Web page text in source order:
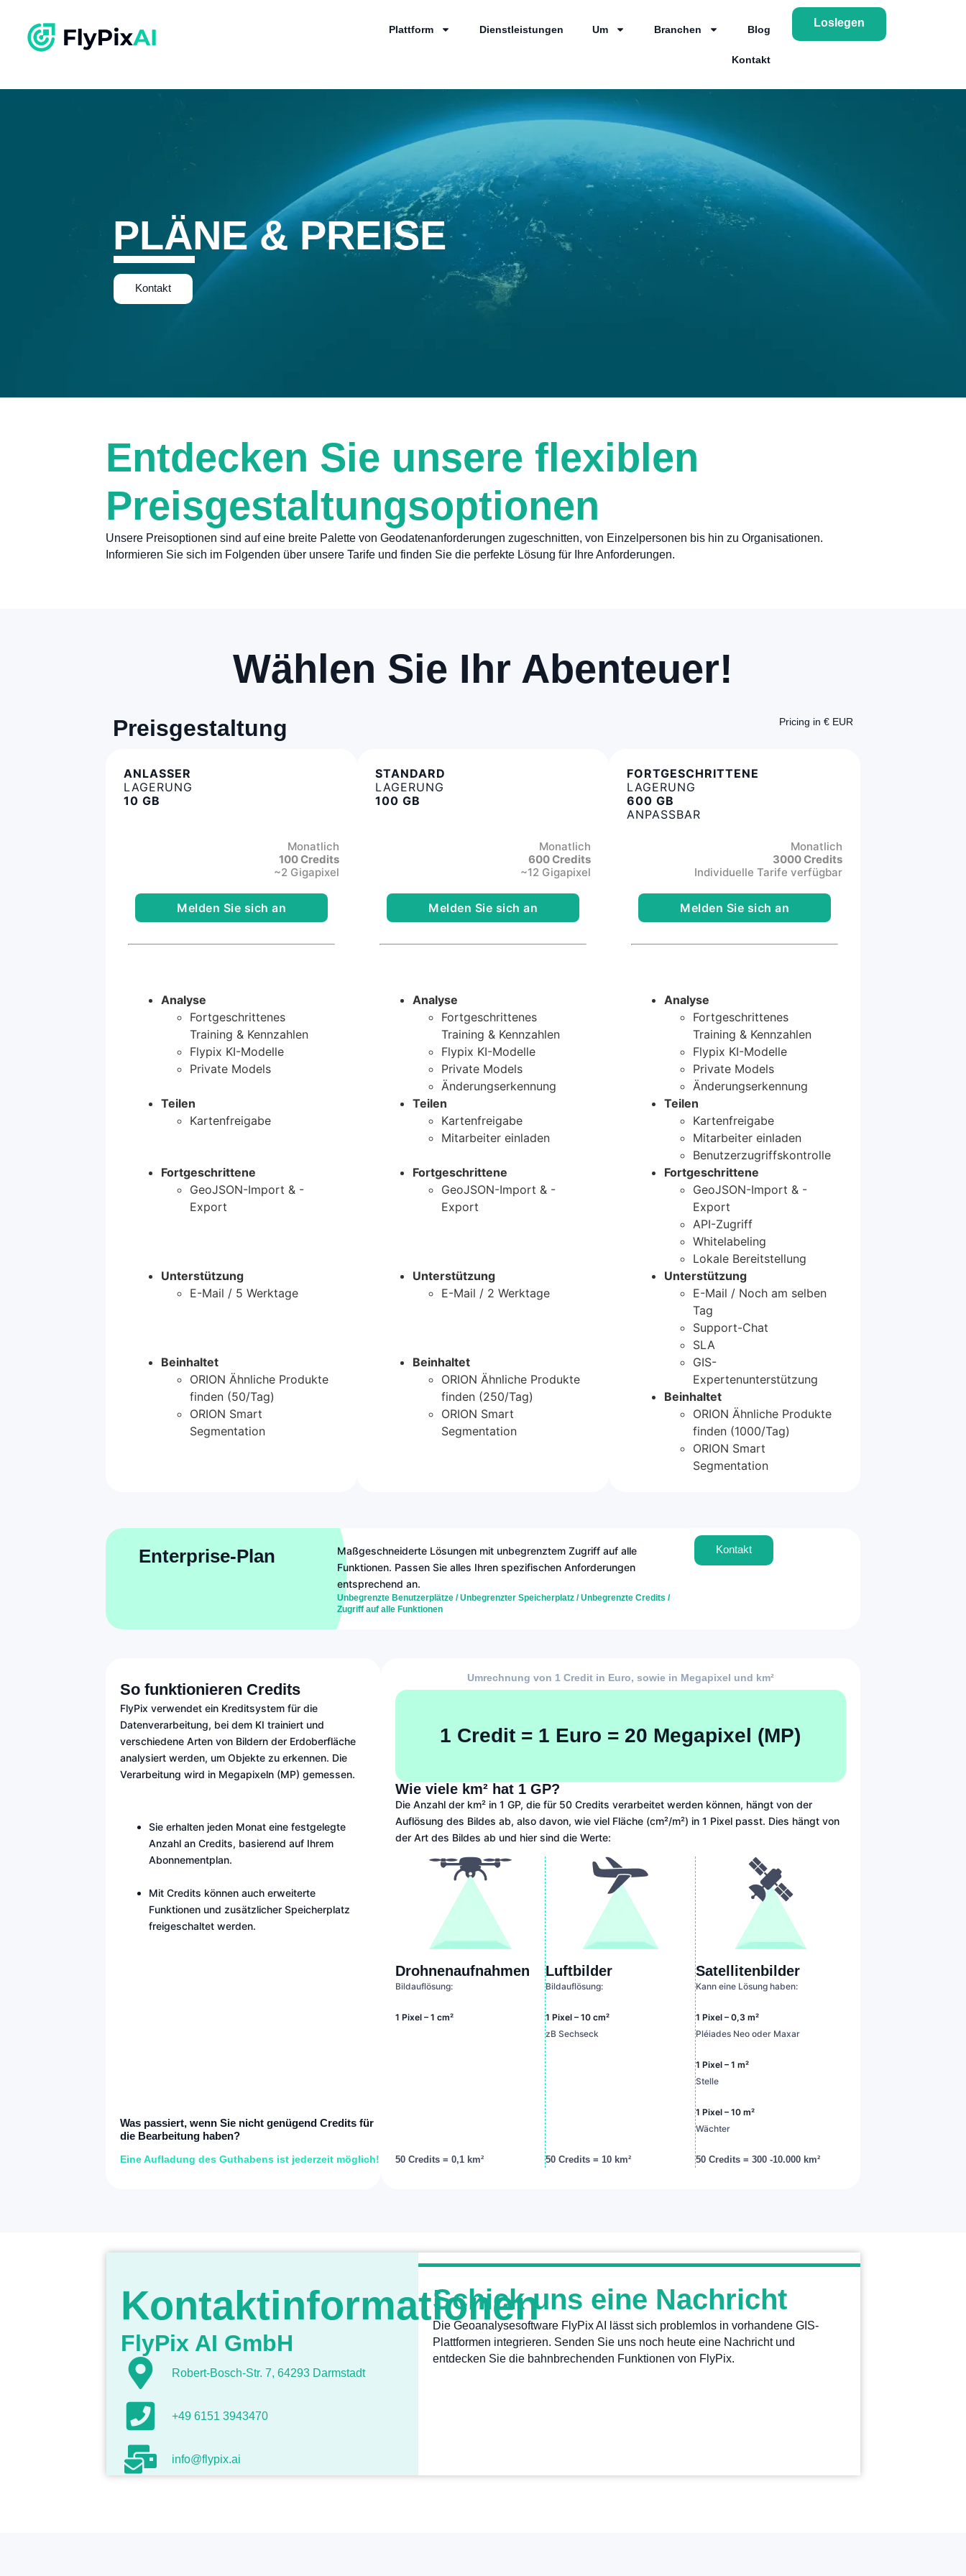
Plattform Dienstleistungen Um Branchen Blog
Kontakt
Loslegen
PLÄNE & PREISE
Kontakt
Entdecken Sie unsere flexiblen
Preisgestaltungsoptionen
Unsere Preisoptionen sind auf eine breite Palette von Geodatenanforderungen zugeschnitten, von Einzelpersonen bis hin zu Organisationen.
Informieren Sie sich im Folgenden über unsere Tarife und finden Sie die perfekte Lösung für Ihre Anforderungen.
Wählen Sie Ihr Abenteuer!
Preisgestaltung Pricing in € EUR
ANLASSER
LAGERUNG
10 GB
Monatlich
100 Credits
~2 Gigapixel
Melden Sie sich an
Analyse
Fortgeschrittenes
Training & Kennzahlen
Flypix KI-Modelle
Private Models
Teilen
Kartenfreigabe
Fortgeschrittene
GeoJSON-Import & -
Export
Unterstützung
E-Mail / 5 Werktage
Beinhaltet
ORION Ähnliche Produkte
finden (50/Tag)
ORION Smart
Segmentation
STANDARD
LAGERUNG
100 GB
Monatlich
600 Credits
~12 Gigapixel
Melden Sie sich an
Analyse
Fortgeschrittenes
Training & Kennzahlen
Flypix KI-Modelle
Private Models
Änderungserkennung
Teilen
Kartenfreigabe
Mitarbeiter einladen
Fortgeschrittene
GeoJSON-Import & -
Export
Unterstützung
E-Mail / 2 Werktage
Beinhaltet
ORION Ähnliche Produkte
finden (250/Tag)
ORION Smart
Segmentation
FORTGESCHRITTENE
LAGERUNG
600 GB
ANPASSBAR
Monatlich
3000 Credits
Individuelle Tarife verfügbar
Melden Sie sich an
Analyse
Fortgeschrittenes
Training & Kennzahlen
Flypix KI-Modelle
Private Models
Änderungserkennung
Teilen
Kartenfreigabe
Mitarbeiter einladen
Benutzerzugriffskontrolle
Fortgeschrittene
GeoJSON-Import & -
Export
API-Zugriff
Whitelabeling
Lokale Bereitstellung
Unterstützung
E-Mail / Noch am selben
Tag
Support-Chat
SLA
GIS-
Expertenunterstützung
Beinhaltet
ORION Ähnliche Produkte
finden (1000/Tag)
ORION Smart
Segmentation
Enterprise-Plan
Maßgeschneiderte Lösungen mit unbegrenztem Zugriff auf alle
Funktionen. Passen Sie alles Ihren spezifischen Anforderungen
entsprechend an.
Unbegrenzte Benutzerplätze / Unbegrenzter Speicherplatz / Unbegrenzte Credits /
Zugriff auf alle Funktionen
Kontakt
So funktionieren Credits
FlyPix verwendet ein Kreditsystem für die
Datenverarbeitung, bei dem KI trainiert und
verschiedene Arten von Bildern der Erdoberfläche
analysiert werden, um Objekte zu erkennen. Die
Verarbeitung wird in Megapixeln (MP) gemessen.
Sie erhalten jeden Monat eine festgelegte
Anzahl an Credits, basierend auf Ihrem
Abonnementplan.
Mit Credits können auch erweiterte
Funktionen und zusätzlicher Speicherplatz
freigeschaltet werden.
Was passiert, wenn Sie nicht genügend Credits für
die Bearbeitung haben?
Eine Aufladung des Guthabens ist jederzeit möglich!
Umrechnung von 1 Credit in Euro, sowie in Megapixel und km²
1 Credit = 1 Euro = 20 Megapixel (MP)
Wie viele km² hat 1 GP?
Die Anzahl der km² in 1 GP, die für 50 Credits verarbeitet werden können, hängt von der
Auflösung des Bildes ab, also davon, wie viel Fläche (cm²/m²) in 1 Pixel passt. Dies hängt von
der Art des Bildes ab und hier sind die Werte:
Drohnenaufnahmen
Bildauflösung:
1 Pixel – 1 cm²
50 Credits = 0,1 km²
Luftbilder
Bildauflösung:
1 Pixel – 10 cm²
zB Sechseck
50 Credits = 10 km²
Satellitenbilder
Kann eine Lösung haben:
1 Pixel – 0,3 m²
Pléiades Neo oder Maxar
1 Pixel – 1 m²
Stelle
1 Pixel – 10 m²
Wächter
50 Credits = 300 -10.000 km²
Kontaktinformationen
FlyPix AI GmbH
Robert-Bosch-Str. 7, 64293 Darmstadt
+49 6151 3943470
info@flypix.ai
Schick uns eine Nachricht
Die Geoanalysesoftware FlyPix AI lässt sich problemlos in vorhandene GIS-
Plattformen integrieren. Senden Sie uns noch heute eine Nachricht und
entdecken Sie die bahnbrechenden Funktionen von FlyPix.